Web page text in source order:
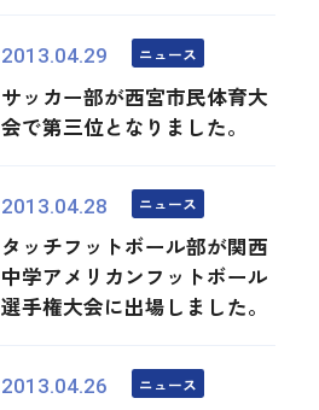
2013.04.29 ニュース
サッカー部が西宮市民体育大
会で第三位となりました。
2013.04.28 ニュース
タッチフットボール部が関西
中学アメリカンフットボール
選手権大会に出場しました。
2013.04.26 ニュース